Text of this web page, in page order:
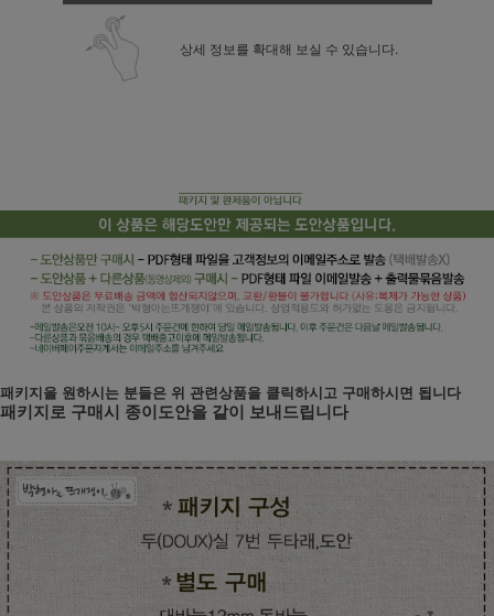
상세 정보를 확대해 보실 수 있습니다.
패키지을 원하시는 분들은 위 관련상품을 클릭하시고 구매하시면 됩니다
패키지로 구매시 종이도안을 같이 보내드립니다